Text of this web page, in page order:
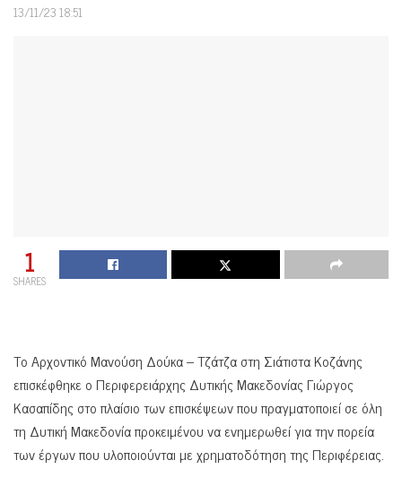
13/11/23 18:51
1
SHARES
Το Αρχοντικό Μανούση Δούκα – Τζάτζα στη Σιάτιστα Κοζάνης
επισκέφθηκε ο Περιφερειάρχης Δυτικής Μακεδονίας Γιώργος
Κασαπίδης στο πλαίσιο των επισκέψεων που πραγματοποιεί σε όλη
τη Δυτική Μακεδονία προκειμένου να ενημερωθεί για την πορεία
των έργων που υλοποιούνται με χρηματοδότηση της Περιφέρειας.